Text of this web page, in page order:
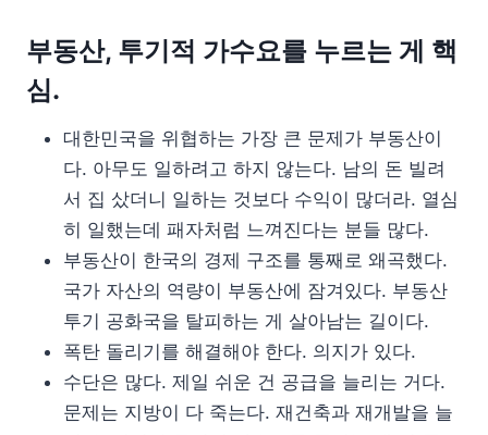
부동산, 투기적 가수요를 누르는 게 핵
심.
대한민국을 위협하는 가장 큰 문제가 부동산이
다. 아무도 일하려고 하지 않는다. 남의 돈 빌려
서 집 샀더니 일하는 것보다 수익이 많더라. 열심
히 일했는데 패자처럼 느껴진다는 분들 많다.
부동산이 한국의 경제 구조를 통째로 왜곡했다.
국가 자산의 역량이 부동산에 잠겨있다. 부동산
투기 공화국을 탈피하는 게 살아남는 길이다.
폭탄 돌리기를 해결해야 한다. 의지가 있다.
수단은 많다. 제일 쉬운 건 공급을 늘리는 거다.
문제는 지방이 다 죽는다. 재건축과 재개발을 늘